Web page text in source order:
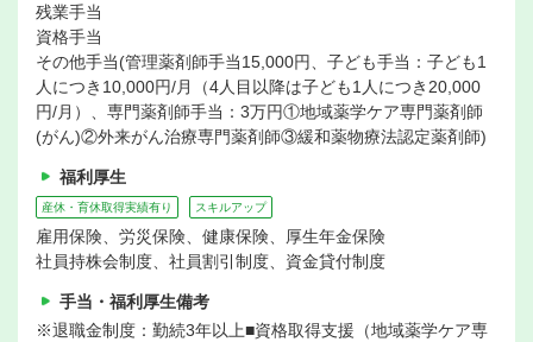
残業手当
資格手当
その他手当(管理薬剤師手当15,000円、子ども手当：子ども1
人につき10,000円/月（4人目以降は子ども1人につき20,000
円/月）、専門薬剤師手当：3万円①地域薬学ケア専門薬剤師
(がん)②外来がん治療専門薬剤師③緩和薬物療法認定薬剤師)
福利厚生
産休・育休取得実績有り スキルアップ
雇用保険、労災保険、健康保険、厚生年金保険
社員持株会制度、社員割引制度、資金貸付制度
手当・福利厚生備考
※退職金制度：勤続3年以上■資格取得支援（地域薬学ケア専